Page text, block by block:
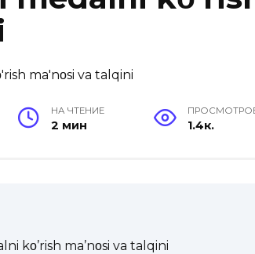
НА ЧТЕНИЕ
2 мин 1.4к.
kο’rish ma’nοsi va talqini